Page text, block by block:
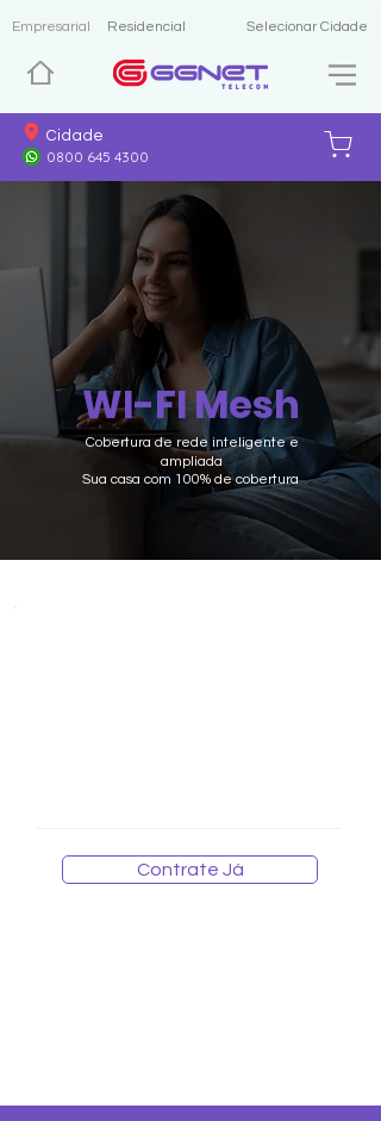
Empresarial Residencial Selecionar Cidade
Cidade
0800 645 4300
WI-FI Mesh
Cobertura de rede inteligente e
ampliada
Sua casa com 100% de cobertura
Contrate Já